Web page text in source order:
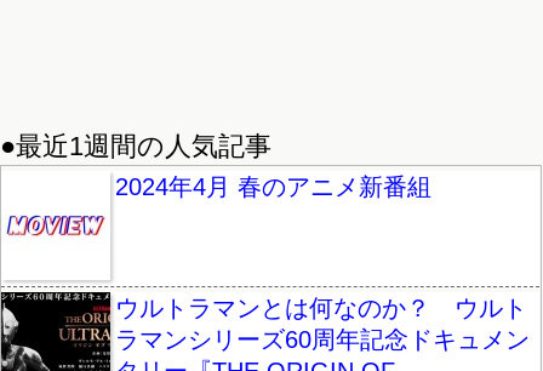
●最近1週間の人気記事
2024年4月 春のアニメ新番組
ウルトラマンとは何なのか？ ウルト
ラマンシリーズ60周年記念ドキュメン